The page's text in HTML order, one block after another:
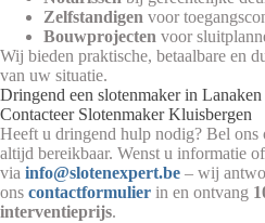
Zelfstandigen voor
Bouwprojecten voor
Wij bieden praktische, betaalbare en
van uw situatie.
Dringend een slotenmaker in
Contacteer Slotenmaker Kluisbergen
Heeft u dringend hulp nodig? Bel ons
altijd bereikbaar. Wenst u informatie
via info@slotenexpert.be – wij
ons contactformulier in en ontvang
interventieprijs.